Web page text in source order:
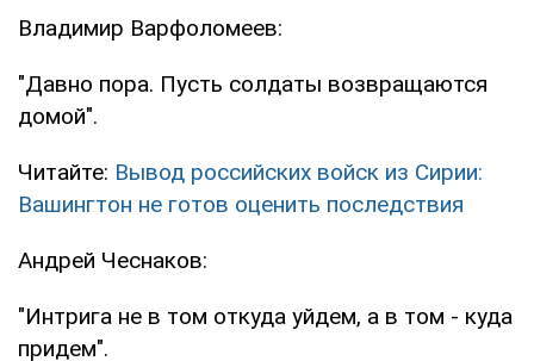
Владимир Варфоломеев:
"Давно пора. Пусть солдаты возвращаются
домой".
Читайте: Вывод российских войск из Сирии:
Вашингтон не готов оценить последствия
Андрей Чеснаков:
"Интрига не в том откуда уйдем, а в том - куда
придем".